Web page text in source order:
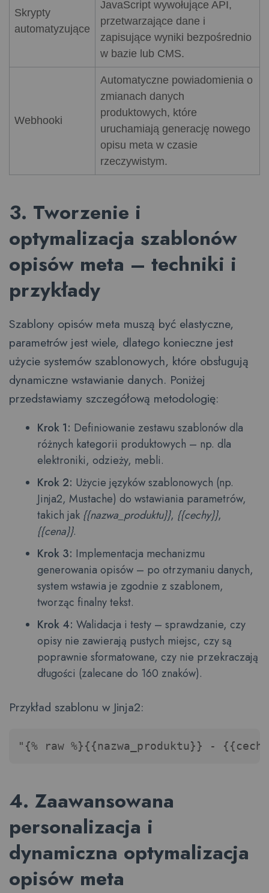
Skrypty
automatyzujące
JavaScript wywołujące API,
przetwarzające dane i
zapisujące wyniki bezpośrednio
w bazie lub CMS.
Webhooki
Automatyczne powiadomienia o
zmianach danych
produktowych, które
uruchamiają generację nowego
opisu meta w czasie
rzeczywistym.
3. Tworzenie i
optymalizacja szablonów
opisów meta – techniki i
przykłady
Szablony opisów meta muszą być elastyczne,
parametrów jest wiele, dlatego konieczne jest
użycie systemów szablonowych, które obsługują
dynamiczne wstawianie danych. Poniżej
przedstawiamy szczegółową metodologię:
Krok 1: Definiowanie zestawu szablonów dla
różnych kategorii produktowych – np. dla
elektroniki, odzieży, mebli.
Krok 2: Użycie języków szablonowych (np.
Jinja2, Mustache) do wstawiania parametrów,
takich jak {{nazwa_produktu}}, {{cechy}},
{{cena}}.
Krok 3: Implementacja mechanizmu
generowania opisów – po otrzymaniu danych,
system wstawia je zgodnie z szablonem,
tworząc finalny tekst.
Krok 4: Walidacja i testy – sprawdzanie, czy
opisy nie zawierają pustych miejsc, czy są
poprawnie sformatowane, czy nie przekraczają
długości (zalecane do 160 znaków).
Przykład szablonu w Jinja2:
"{% raw %}{{nazwa_produktu}} -
4. Zaawansowana
personalizacja i
dynamiczna optymalizacja
opisów meta